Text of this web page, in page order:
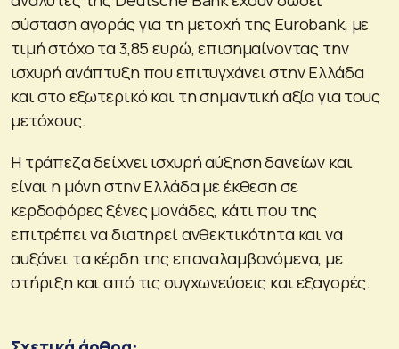
σύσταση αγοράς για τη μετοχή της Eurobank, με
τιμή στόχο τα 3,85 ευρώ, επισημαίνοντας την
ισχυρή ανάπτυξη που επιτυγχάνει στην Ελλάδα
και στο εξωτερικό και τη σημαντική αξία για τους
μετόχους.
Η τράπεζα δείχνει ισχυρή αύξηση δανείων και
είναι η μόνη στην Ελλάδα με έκθεση σε
κερδοφόρες ξένες μονάδες, κάτι που της
επιτρέπει να διατηρεί ανθεκτικότητα και να
αυξάνει τα κέρδη της επαναλαμβανόμενα, με
στήριξη και από τις συγχωνεύσεις και εξαγορές.